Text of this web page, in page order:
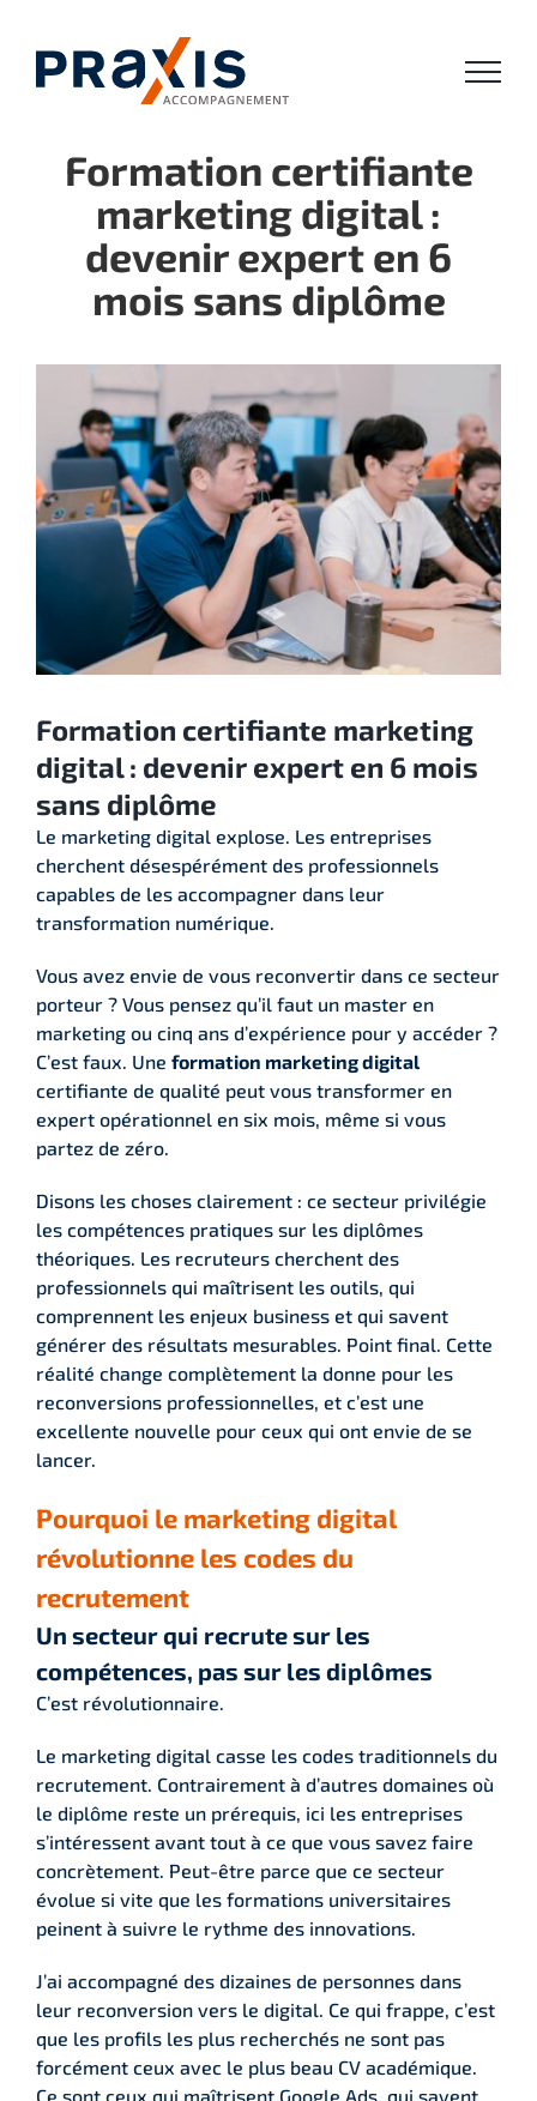
contenu
Formation certifiante
marketing digital :
devenir expert en 6
mois sans diplôme
Formation certifiante marketing
digital : devenir expert en 6 mois
sans diplôme
Le marketing digital explose. Les entreprises
cherchent désespérément des professionnels
capables de les accompagner dans leur
transformation numérique.
Vous avez envie de vous reconvertir dans ce secteur
porteur ? Vous pensez qu’il faut un master en
marketing ou cinq ans d’expérience pour y accéder ?
C’est faux. Une formation marketing digital
certifiante de qualité peut vous transformer en
expert opérationnel en six mois, même si vous
partez de zéro.
Disons les choses clairement : ce secteur privilégie
les compétences pratiques sur les diplômes
théoriques. Les recruteurs cherchent des
professionnels qui maîtrisent les outils, qui
comprennent les enjeux business et qui savent
générer des résultats mesurables. Point final. Cette
réalité change complètement la donne pour les
reconversions professionnelles, et c’est une
excellente nouvelle pour ceux qui ont envie de se
lancer.
Pourquoi le marketing digital
révolutionne les codes du
recrutement
Un secteur qui recrute sur les
compétences, pas sur les diplômes
C’est révolutionnaire.
Le marketing digital casse les codes traditionnels du
recrutement. Contrairement à d’autres domaines où
le diplôme reste un prérequis, ici les entreprises
s’intéressent avant tout à ce que vous savez faire
concrètement. Peut-être parce que ce secteur
évolue si vite que les formations universitaires
peinent à suivre le rythme des innovations.
J’ai accompagné des dizaines de personnes dans
leur reconversion vers le digital. Ce qui frappe, c’est
que les profils les plus recherchés ne sont pas
forcément ceux avec le plus beau CV académique.
Ce sont ceux qui maîtrisent Google Ads, qui savent